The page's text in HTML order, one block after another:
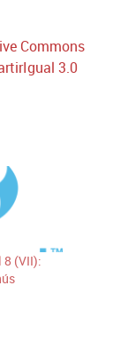
Commons
3.0
8 (VII):